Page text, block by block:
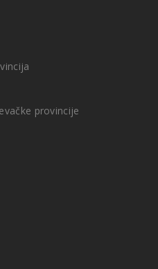
provincije